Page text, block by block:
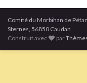
Comité du Morbihan de
Sternes, 56850 Caudan
Construit avec
par